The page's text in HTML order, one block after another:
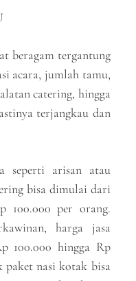
beragam tergantung
acara, jumlah tamu,
catering, hingga
terjangkau dan
seperti arisan atau
bisa dimulai dari
100.000 per orang.
harga jasa
100.000 hingga Rp
paket nasi kotak bisa